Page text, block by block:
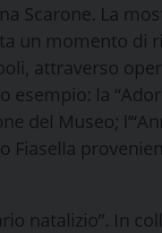
Scarone. La
un momento di
attraverso
la
del Museo;
Fiasella
natalizio”. In